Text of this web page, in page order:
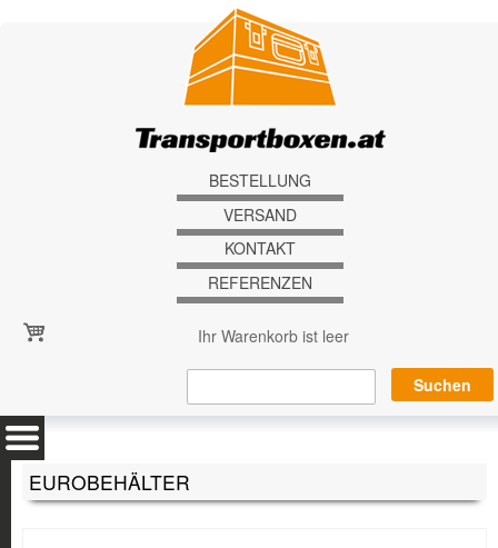
BESTELLUNG
VERSAND
KONTAKT
REFERENZEN
Ihr Warenkorb ist leer
EUROBEHÄLTER